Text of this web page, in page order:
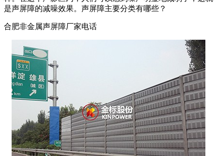
是声屏障的减噪效果。声屏障主要分类有哪些？
合肥非金属声屏障厂家电话